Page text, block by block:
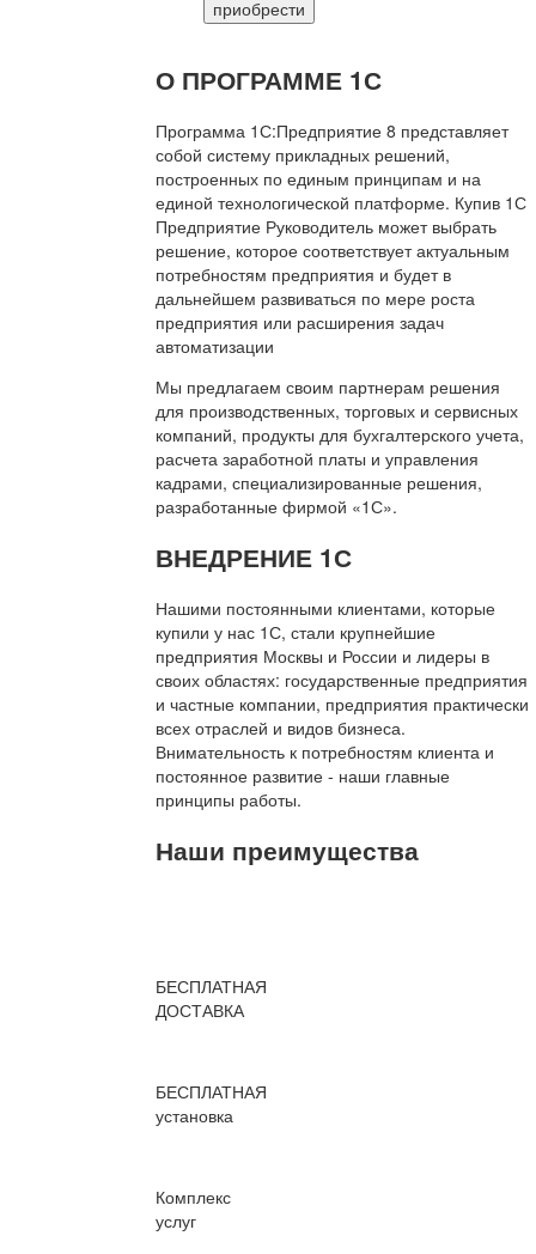
приобрести
О ПРОГРАММЕ 1С
Программа 1С:Предприятие 8 представляет
собой систему прикладных решений,
построенных по единым принципам и на
единой технологической платформе. Купив 1С
Предприятие Руководитель может выбрать
решение, которое соответствует актуальным
потребностям предприятия и будет в
дальнейшем развиваться по мере роста
предприятия или расширения задач
автоматизации
Мы предлагаем своим партнерам решения
для производственных, торговых и сервисных
компаний, продукты для бухгалтерского учета,
расчета заработной платы и управления
кадрами, специализированные решения,
разработанные фирмой «1С».
ВНЕДРЕНИЕ 1С
Нашими постоянными клиентами, которые
купили у нас 1С, стали крупнейшие
предприятия Москвы и России и лидеры в
своих областях: государственные предприятия
и частные компании, предприятия практически
всех отраслей и видов бизнеса.
Внимательность к потребностям клиента и
постоянное развитие - наши главные
принципы работы.
Наши преимущества
БЕСПЛАТНАЯ
ДОСТАВКА
БЕСПЛАТНАЯ
установка
Комплекс
услуг